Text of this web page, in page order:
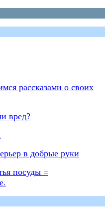
рассказами о своих
вред?
в добрые руки
посуды =